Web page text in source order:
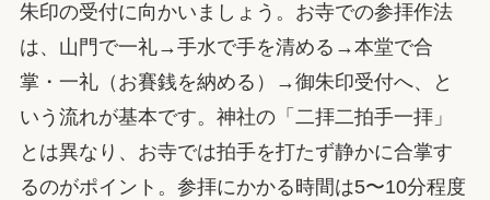
朱印の受付に向かいましょう。お寺での参拝作法
は、山門で一礼→手水で手を清める→本堂で合
掌・一礼（お賽銭を納める）→御朱印受付へ、と
いう流れが基本です。神社の「二拝二拍手一拝」
とは異なり、お寺では拍手を打たず静かに合掌す
るのがポイント。参拝にかかる時間は5〜10分程度